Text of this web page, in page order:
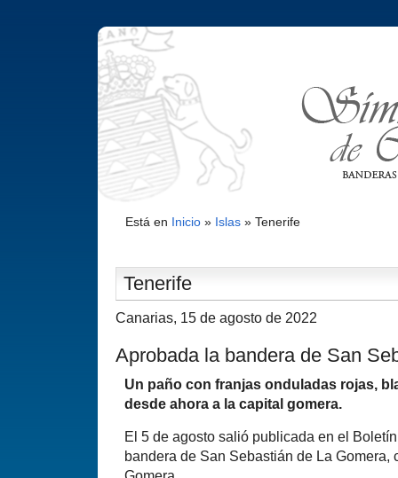
Está en Inicio» Islas» Tenerife
Tenerife
Canarias, 15 de agosto de 2022
Aprobada la bandera de San
Un paño con franjas onduladas rojas,
desde ahora a la capital gomera.
El 5 de agosto salió publicada en el
bandera de San Sebastián de La Gomera,